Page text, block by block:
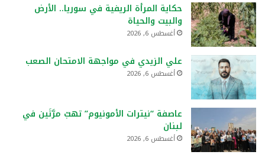
حكاية المرأة الريفية في سوريا.. الأرض
والبيت والحياة
أغسطس 6, 2026
علي الزيدي في مواجهة الامتحان الصعب
أغسطس 6, 2026
عاصفة “نيترات الأمونيوم” تهبّ مرَّتَين في
لبنان
أغسطس 6, 2026